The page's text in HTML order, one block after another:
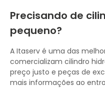
Precisando de
pequeno?
A Itaserv é uma das
comercializam cilindro
preço justo e peças de
mais informações ao